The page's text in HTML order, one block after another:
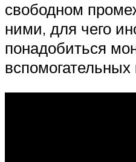
свободном
ними, для чего
понадобиться
вспомогательных